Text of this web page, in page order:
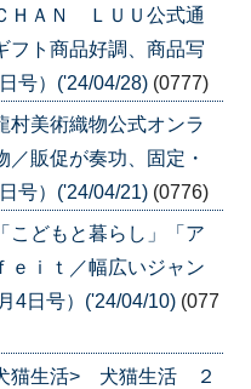
ＨＡＮ ＬＵＵ公式通
ト商品好調、商品写
号）('24/04/28) (0777)
村美術織物公式オンラ
販促が奏功、固定・
号）('24/04/21) (0776)
こどもと暮らし」「ア
ｉｔ／幅広いジャン
4日号）('24/04/10) (077
猫生活> 犬猫生活 ２